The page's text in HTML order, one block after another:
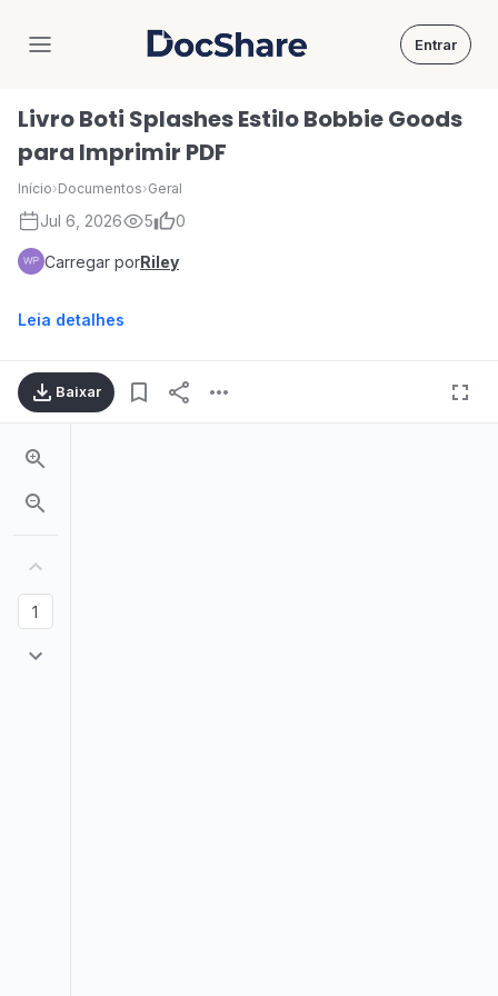
DocShare Entrar
Livro Boti Splashes Estilo Bobbie Goods
para Imprimir PDF
Início›Documentos›Geral
Jul 6, 2026 5 0
Carregar porRiley
Leia detalhes
Baixar